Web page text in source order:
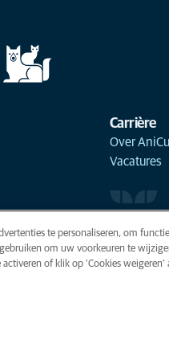
Carrière
Over
Vacatures
te personaliseren, om
om uw voorkeuren te
of klik op 'Cookies weigeren'